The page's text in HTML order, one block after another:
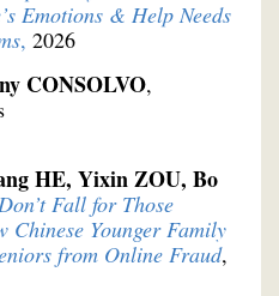
Emotions & Help Needs
, 2026
CONSOLVO,
HE, Yixin ZOU, Bo
Fall for Those
Chinese Younger Family
from Online Fraud,